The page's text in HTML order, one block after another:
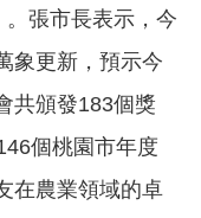
。張市長表示，今
象更新，預示今
共頒發183個獎
個桃園市年度
在農業領域的卓